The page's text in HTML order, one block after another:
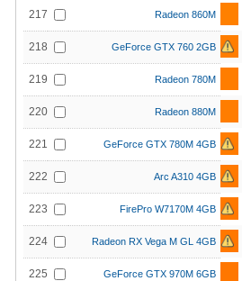
217 Radeon 860M
218 GeForce GTX 760 2GB
219 Radeon 780M
220 Radeon 880M
221 GeForce GTX 780M 4GB
222 Arc A310 4GB
223 FirePro W7170M 4GB
224 Radeon RX Vega M GL 4GB
225 GeForce GTX 970M 6GB